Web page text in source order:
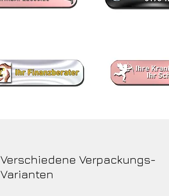
Verschiedene Verpackungs-
Varianten